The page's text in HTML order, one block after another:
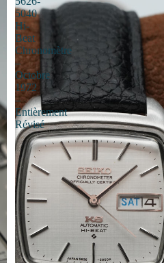
5040
Hi-
Beat
Chronomètre
–
Octobre
1972
–
Entièrement
Révisé